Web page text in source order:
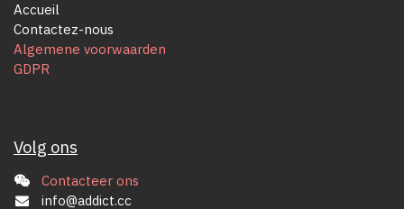
Accueil
Contactez-nous
Algemene voorwaarden
GDPR
Volg ons
Contacteer ons
info@addict.cc